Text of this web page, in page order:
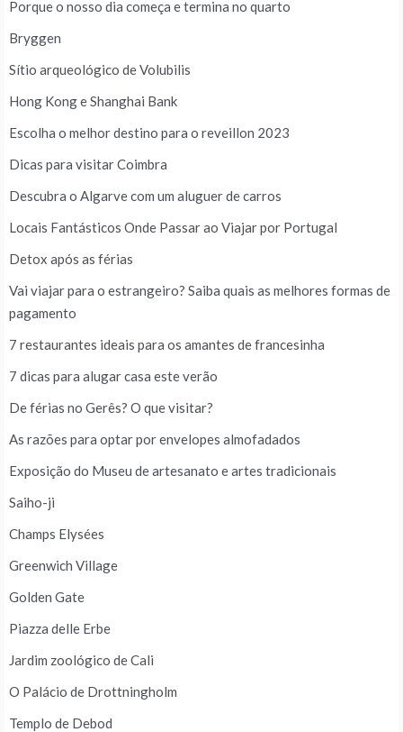
Porque o nosso dia começa e termina no quarto
Bryggen
Sítio arqueológico de Volubilis
Hong Kong e Shanghai Bank
Escolha o melhor destino para o reveillon 2023
Dicas para visitar Coimbra
Descubra o Algarve com um aluguer de carros
Locais Fantásticos Onde Passar ao Viajar por Portugal
Detox após as férias
Vai viajar para o estrangeiro? Saiba quais as melhores formas de
pagamento
7 restaurantes ideais para os amantes de francesinha
7 dicas para alugar casa este verão
De férias no Gerês? O que visitar?
As razões para optar por envelopes almofadados
Exposição do Museu de artesanato e artes tradicionais
Saiho-ji
Champs Elysées
Greenwich Village
Golden Gate
Piazza delle Erbe
Jardim zoológico de Cali
O Palácio de Drottningholm
Templo de Debod